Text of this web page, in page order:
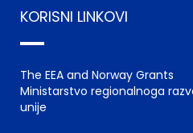
KORISNI LINKOVI
The EEA and Norway Grants
Ministarstvo regionalnoga
unije